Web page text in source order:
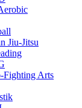
Jiu-Jitsu
Fighting Arts